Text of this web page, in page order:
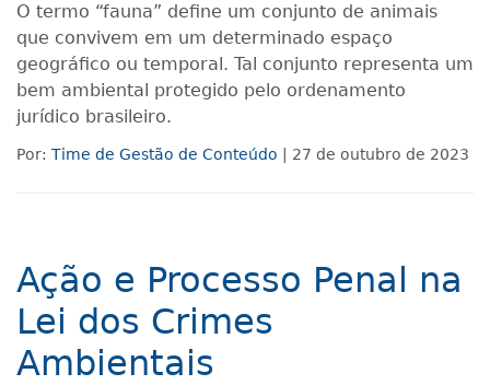
O termo “fauna” define um conjunto de animais
que convivem em um determinado espaço
geográfico ou temporal. Tal conjunto representa um
bem ambiental protegido pelo ordenamento
jurídico brasileiro.
Por: Time de Gestão de Conteúdo | 27 de outubro de 2023
Ação e Processo Penal na
Lei dos Crimes
Ambientais